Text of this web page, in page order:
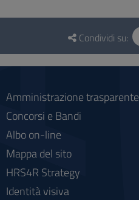
Questionario
social
Condividi su:
Amministrazione trasparente
Concorsi e Bandi
Albo on-line
Mappa del sito
HRS4R Strategy
Identità visiva